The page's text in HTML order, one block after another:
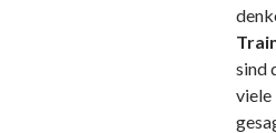
sind
viele